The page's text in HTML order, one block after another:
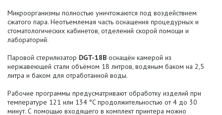
Микроорганизмы полностью уничтожаются под воздействием
сжатого пара. Неотъемлемая часть оснащения процедурных и
стоматологических кабинетов, отделений скорой помощи и
лабораторий.
Паровой стерилизатор DGT-18B оснащён камерой из
нержавеющей стали объёмом 18 литров, водяным баком на 2,5
литра и баком для отработанной воды.
Рабочие программы предусматривают обработку изделий при
температуре 121 или 134 °C продолжительностью от 4 до 30
минут. С помощью входящего в комплект принтера можно